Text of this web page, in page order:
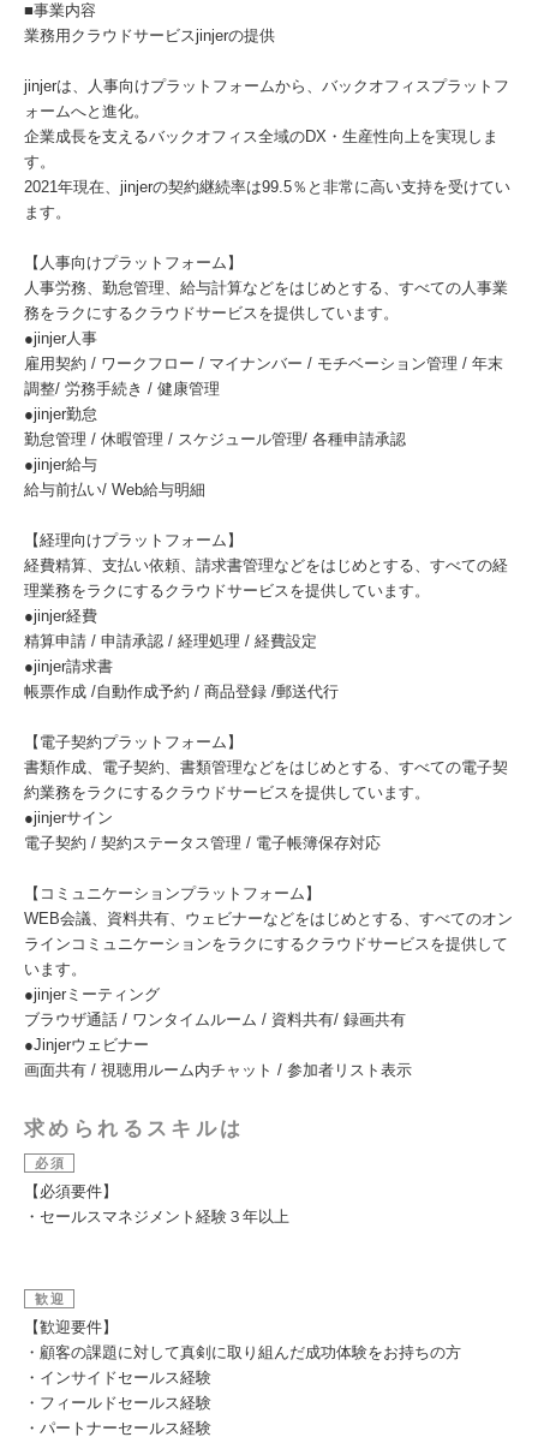
■事業内容
業務用クラウドサービスjinjerの提供
jinjerは、人事向けプラットフォームから、バックオフィスプラットフ
ォームへと進化。
企業成長を支えるバックオフィス全域のDX・生産性向上を実現しま
す。
2021年現在、jinjerの契約継続率は99.5％と非常に高い支持を受けてい
ます。
【人事向けプラットフォーム】
人事労務、勤怠管理、給与計算などをはじめとする、すべての人事業
務をラクにするクラウドサービスを提供しています。
●jinjer人事
雇用契約 / ワークフロー / マイナンバー / モチベーション管理 / 年末
調整/ 労務手続き / 健康管理
●jinjer勤怠
勤怠管理 / 休暇管理 / スケジュール管理/ 各種申請承認
●jinjer給与
給与前払い/ Web給与明細
【経理向けプラットフォーム】
経費精算、支払い依頼、請求書管理などをはじめとする、すべての経
理業務をラクにするクラウドサービスを提供しています。
●jinjer経費
精算申請 / 申請承認 / 経理処理 / 経費設定
●jinjer請求書
帳票作成 /自動作成予約 / 商品登録 /郵送代行
【電子契約プラットフォーム】
書類作成、電子契約、書類管理などをはじめとする、すべての電子契
約業務をラクにするクラウドサービスを提供しています。
●jinjerサイン
電子契約 / 契約ステータス管理 / 電子帳簿保存対応
【コミュニケーションプラットフォーム】
WEB会議、資料共有、ウェビナーなどをはじめとする、すべてのオン
ラインコミュニケーションをラクにするクラウドサービスを提供して
います。
●jinjerミーティング
ブラウザ通話 / ワンタイムルーム / 資料共有/ 録画共有
●Jinjerウェビナー
画面共有 / 視聴用ルーム内チャット / 参加者リスト表示
求められるスキルは
必須
【必須要件】
・セールスマネジメント経験３年以上
歓迎
【歓迎要件】
・顧客の課題に対して真剣に取り組んだ成功体験をお持ちの方
・インサイドセールス経験
・フィールドセールス経験
・パートナーセールス経験